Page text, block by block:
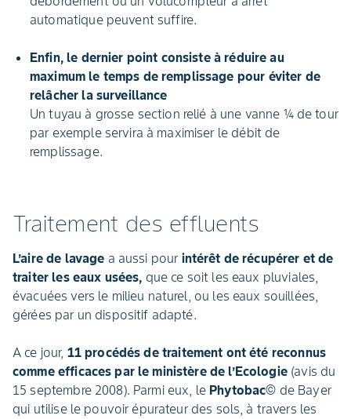
automatique peuvent suffire.
Enfin, le dernier point consiste à réduire au
maximum le temps de remplissage pour éviter de
relâcher la surveillance
Un tuyau à grosse section relié à une vanne ¼ de tour
par exemple servira à maximiser le débit de
remplissage.
Traitement des effluents
L’aire de lavage a aussi pour intérêt de récupérer et de
traiter les eaux usées, que ce soit les eaux pluviales,
évacuées vers le milieu naturel, ou les eaux souillées,
gérées par un dispositif adapté.
A ce jour, 11 procédés de traitement ont été reconnus
comme efficaces par le ministère de l’Ecologie(avis du
15 septembre 2008). Parmi eux, le Phytobac© de Bayer
qui utilise le pouvoir épurateur des sols, à travers les